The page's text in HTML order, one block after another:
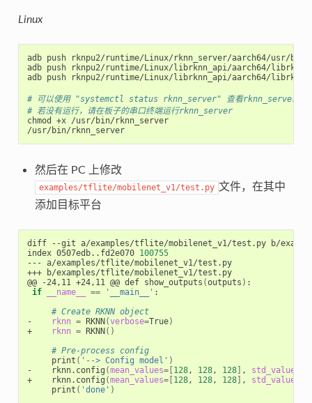
Linux
adb push rknpu2/runtime/Linux/rknn_server/aarch64/usr/
adb push rknpu2/runtime/Linux/librknn_api/aarch64/
adb push rknpu2/runtime/Linux/librknn_api/aarch64/
# 可以使用 "systemctl status rknn_server" 查看rknn_server服务
# 若没有运行，请在板子的串口终端运行rknn_server
chmod +x /usr/bin/rknn_server
/usr/bin/rknn_server
然后在 PC 上修改
examples/tflite/mobilenet_v1/test.py 文件，在其中
添加目标平台
diff --git a/examples/tflite/mobilenet_v1/test.py b/
index 0507edb..fd2e070 100755
--- a/examples/tflite/mobilenet_v1/test.py
+++ b/examples/tflite/mobilenet_v1/test.py
@@ -24,11 +24,11 @@ def show_outputs (outputs ) :
if
__name__ == '__main__' :
# Create RKNN object
-
rknn = RKNN(verbose=True)
+
rknn = RKNN()
# Pre-process config
     print
( '--> Config model' )
-    rknn.config (mean_values=[128, 128, 128] , std_values
+    rknn.config (mean_values=[128, 128, 128] , std_values
     print
( 'done' )